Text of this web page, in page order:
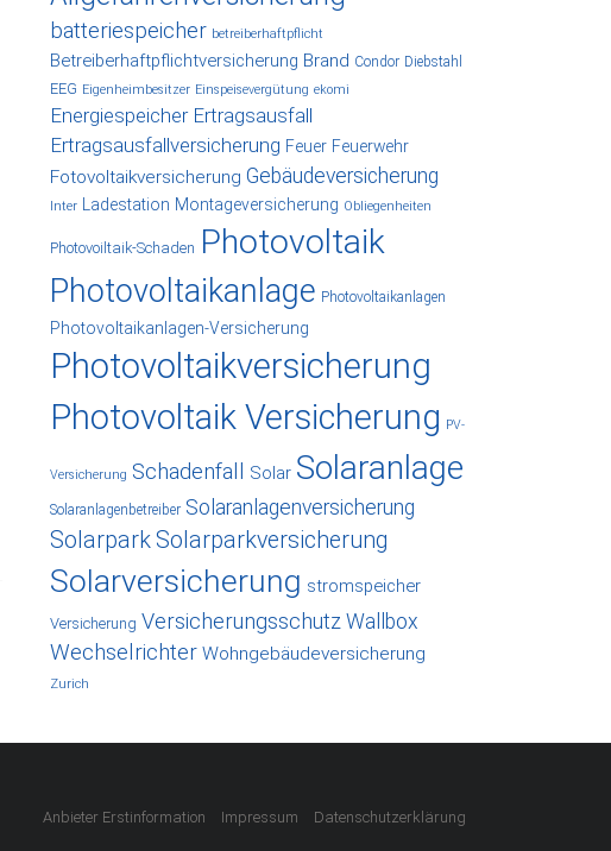
batteriespeicher betreiberhaftpflicht
Betreiberhaftpflichtversicherung Brand Condor Diebstahl
EEG Eigenheimbesitzer Einspeisevergütung ekomi
Energiespeicher Ertragsausfall
Ertragsausfallversicherung Feuer Feuerwehr
Fotovoltaikversicherung Gebäudeversicherung
Inter Ladestation Montageversicherung Obliegenheiten
Photovoiltaik-Schaden Photovoltaik
Photovoltaikanlage Photovoltaikanlagen
Photovoltaikanlagen-Versicherung
Photovoltaikversicherung
Photovoltaik Versicherung PV-
Versicherung Schadenfall Solar Solaranlage
Solaranlagenbetreiber Solaranlagenversicherung
SolarparkSolarparkversicherung
Solarversicherung stromspeicher
Versicherung Versicherungsschutz Wallbox
Wechselrichter Wohngebäudeversicherung
Zurich
Anbieter Erstinformation Impressum Datenschutzerklärung